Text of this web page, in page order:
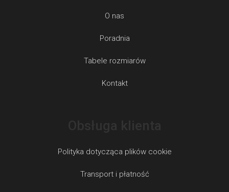
O nas
Poradnia
Tabele rozmiarów
Kontakt
Polityka dotycząca plików cookie
Transport i płatność